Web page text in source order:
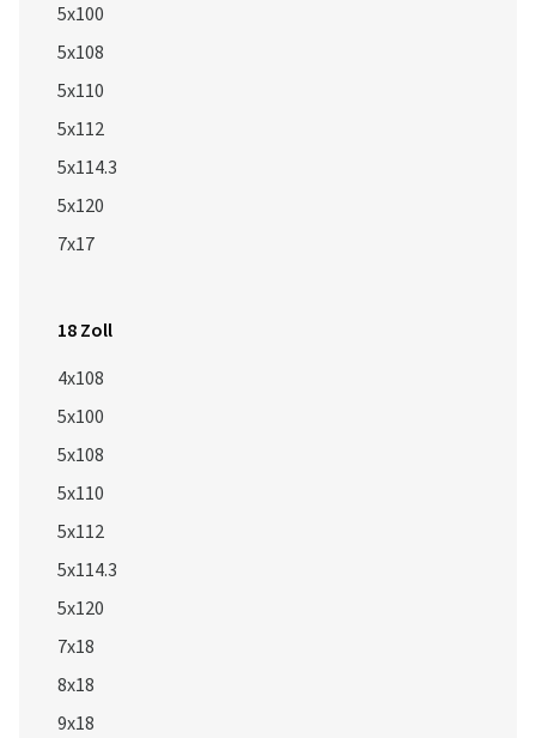
5x100
5x108
5x110
5x112
5x114.3
5x120
7x17
18 Zoll
4x108
5x100
5x108
5x110
5x112
5x114.3
5x120
7x18
8x18
9x18